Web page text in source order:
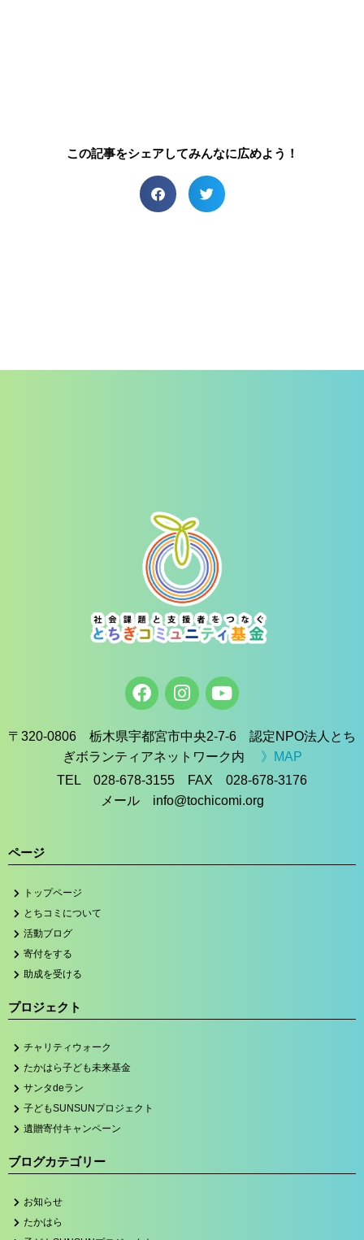
この記事をシェアしてみんなに広めよう！
〒320-0806 栃木県宇都宮市中央2-7-6 認定NPO法人とち
ぎボランティアネットワーク内 》MAP
TEL 028-678-3155 FAX 028-678-3176
メール info@tochicomi.org
ページ
トップページ
とちコミについて
活動ブログ
寄付をする
助成を受ける
プロジェクト
チャリティウォーク
たかはら子ども未来基金
サンタdeラン
子どもSUNSUNプロジェクト
遺贈寄付キャンペーン
ブログカテゴリー
お知らせ
たかはら